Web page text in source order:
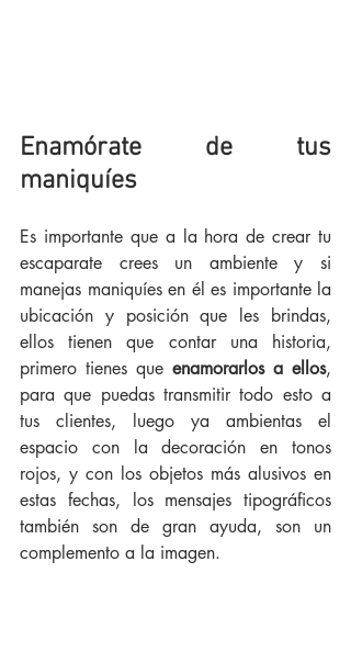
Enamórate de tus
maniquíes
Es importante que a la hora de crear tu
escaparate crees un ambiente y si
manejas maniquíes en él es importante la
ubicación y posición que les brindas,
ellos tienen que contar una historia,
primero tienes que enamorarlos a ellos,
para que puedas transmitir todo esto a
tus clientes, luego ya ambientas el
espacio con la decoración en tonos
rojos, y con los objetos más alusivos en
estas fechas, los mensajes tipográficos
también son de gran ayuda, son un
complemento a la imagen.